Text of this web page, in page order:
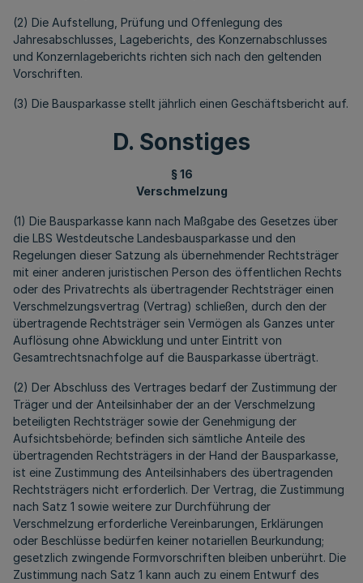
(2) Die Aufstellung, Prüfung und Offenlegung des
Jahresabschlusses, Lageberichts, des Konzernabschlusses
und Konzernlageberichts richten sich nach den geltenden
Vorschriften.
(3) Die Bausparkasse stellt jährlich einen Geschäftsbericht auf.
D. Sonstiges
§ 16
Verschmelzung
(1) Die Bausparkasse kann nach Maßgabe des Gesetzes über
die LBS Westdeutsche Landesbausparkasse und den
Regelungen dieser Satzung als übernehmender Rechtsträger
mit einer anderen juristischen Person des öffentlichen Rechts
oder des Privatrechts als übertragender Rechtsträger einen
Verschmelzungsvertrag (Vertrag) schließen, durch den der
übertragende Rechtsträger sein Vermögen als Ganzes unter
Auflösung ohne Abwicklung und unter Eintritt von
Gesamtrechtsnachfolge auf die Bausparkasse überträgt.
(2) Der Abschluss des Vertrages bedarf der Zustimmung der
Träger und der Anteilsinhaber der an der Verschmelzung
beteiligten Rechtsträger sowie der Genehmigung der
Aufsichtsbehörde; befinden sich sämtliche Anteile des
übertragenden Rechtsträgers in der Hand der Bausparkasse,
ist eine Zustimmung des Anteilsinhabers des übertragenden
Rechtsträgers nicht erforderlich. Der Vertrag, die Zustimmung
nach Satz 1 sowie weitere zur Durchführung der
Verschmelzung erforderliche Vereinbarungen, Erklärungen
oder Beschlüsse bedürfen keiner notariellen Beurkundung;
gesetzlich zwingende Formvorschriften bleiben unberührt. Die
Zustimmung nach Satz 1 kann auch zu einem Entwurf des